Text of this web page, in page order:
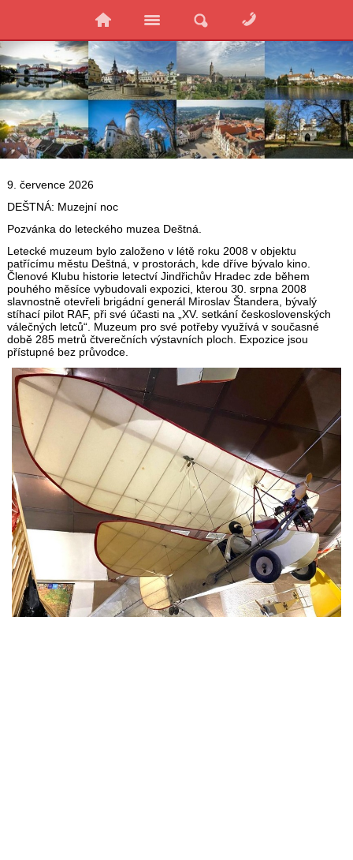
9. července 2026
DEŠTNÁ: Muzejní noc
Pozvánka do leteckého muzea Deštná.
Letecké muzeum bylo založeno v létě roku 2008 v objektu
patřícímu městu Deštná, v prostorách, kde dříve bývalo kino.
Členové Klubu historie letectví Jindřichův Hradec zde během
pouhého měsíce vybudovali expozici, kterou 30. srpna 2008
slavnostně otevřeli brigádní generál Miroslav Štandera, bývalý
stíhací pilot RAF, při své účasti na „XV. setkání československých
válečných letců“. Muzeum pro své potřeby využívá v současné
době 285 metrů čtverečních výstavních ploch. Expozice jsou
přístupné bez průvodce.